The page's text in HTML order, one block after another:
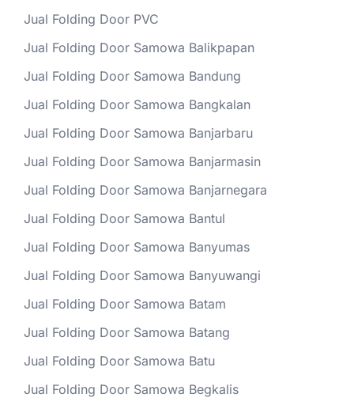
Jual Folding Door PVC
Jual Folding Door Samowa Balikpapan
Jual Folding Door Samowa Bandung
Jual Folding Door Samowa Bangkalan
Jual Folding Door Samowa Banjarbaru
Jual Folding Door Samowa Banjarmasin
Jual Folding Door Samowa Banjarnegara
Jual Folding Door Samowa Bantul
Jual Folding Door Samowa Banyumas
Jual Folding Door Samowa Banyuwangi
Jual Folding Door Samowa Batam
Jual Folding Door Samowa Batang
Jual Folding Door Samowa Batu
Jual Folding Door Samowa Begkalis